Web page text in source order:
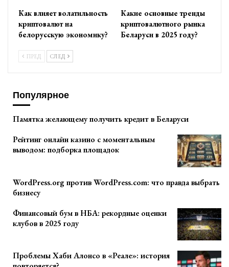
Как влияет волатильность
криптовалют на
белорусскую экономику?
Какие основные тренды
криптовалютного рынка
Беларуси в 2025 году?
ПРЕД СЛЕД
Популярное
Памятка желающему получить кредит в Беларуси
Рейтинг онлайн казино с моментальным
выводом: подборка площадок
WordPress.org против WordPress.com: что правда выбрать
бизнесу
Финансовый бум в НБА: рекордные оценки
клубов в 2025 году
Проблемы Хаби Алонсо в «Реале»: история